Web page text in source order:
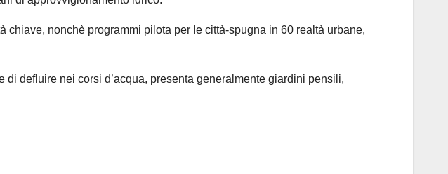
nonchè programmi pilota per le città-spugna in 60 realtà urbane,
defluire nei corsi d’acqua, presenta generalmente giardini pensili,